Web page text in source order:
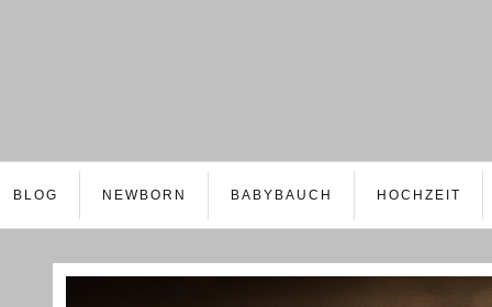
BLOG NEWBORN BABYBAUCH HOCHZEIT